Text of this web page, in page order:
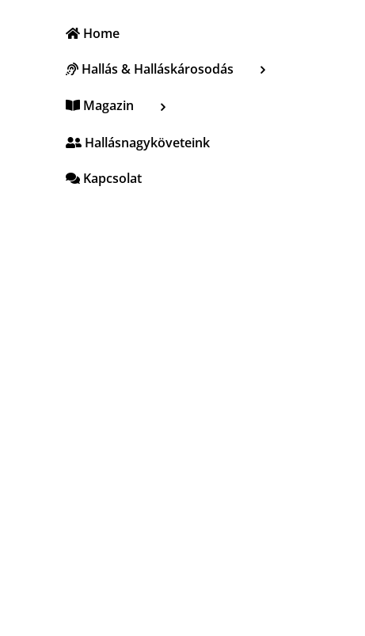
Home
Hallás & Halláskárosodás
Magazin
Hallásnagyköveteink
Kapcsolat